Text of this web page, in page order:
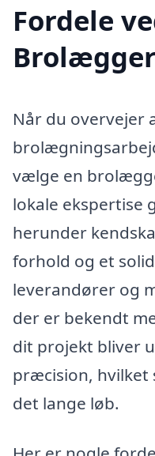
Fordele
Når du overvejer
vælge en
lokale ekspertise
herunder
forhold og et
leverandører og
der er bekendt
dit projekt bliver
præcision, hvilket
det lange løb.